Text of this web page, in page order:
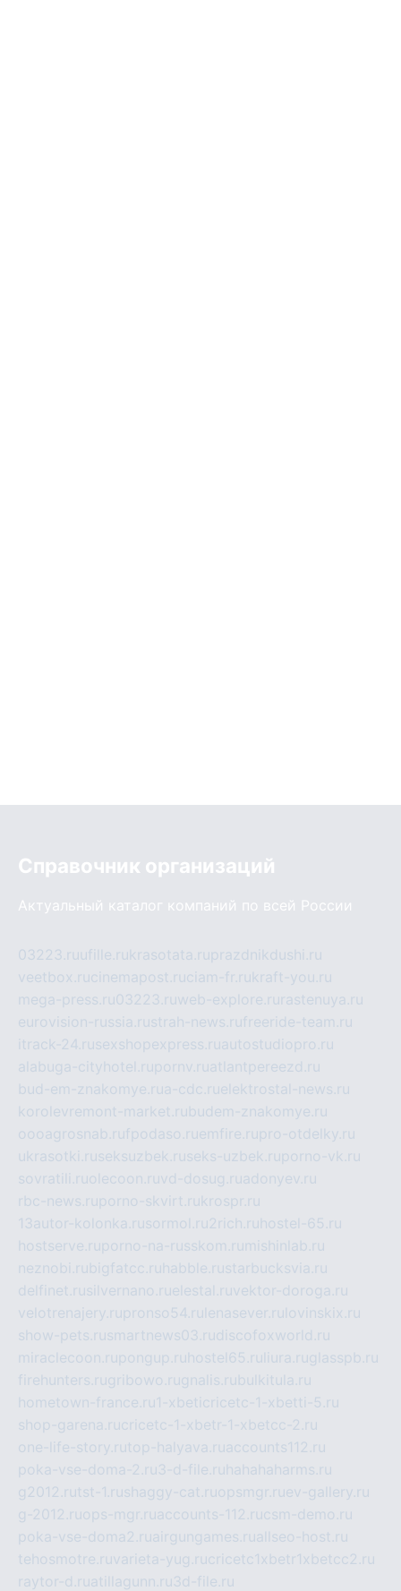
Справочник организаций
Актуальный каталог компаний по всей России
03223.ruufille.rukrasotata.ruprazdnikdushi.ru
veetbox.rucinemapost.ruciam-fr.rukraft-you.ru
mega-press.ru03223.ruweb-explore.ru rastenuya.ru
eurovision-russia.rustrah-news.rufreeride-team.ru
itrack-24.rusexshopexpress.ruautostudiopro.ru
alabuga-cityhotel.rupornv.ruatlantpereezd.ru
bud-em-znakomye.rua-cdc.ruelektrostal-news.ru
korolevremont-market.rubudem-znakomye.ru
oooagrosnab.rufpodaso.ruemfire.rupro-otdelky.ru
ukrasotki.ruseksuzbek.ruseks-uzbek.ruporno-vk.ru
sovratili.ruolecoon.ruvd-dosug.ruadonyev.ru
rbc-news.ruporno-skvirt.rukrospr.ru
13autor-kolonka.rusormol.ru2rich.ru hostel-65.ru
hostserve.ruporno-na-russkom.ru mishinlab.ru
neznobi.rubigfatcc.ru habble.rustarbucksvia.ru
delfinet.rusilvernano.ruelestal.ruvektor-doroga.ru
velotrenajery.rupronso54.ru lenasever.ru lovinskix.ru
show-pets.rusmartnews03.rudiscofoxworld.ru
miraclecoon.rupongup.ru hostel65.ru liura.ruglasspb.ru
firehunters.rugribowo.rugnalis.rubulkitula.ru
hometown-france.ru1-xbeticricetc-1-xbetti-5.ru
shop-garena.rucricetc-1-xbetr-1-xbetcc-2.ru
one-life-story.rutop-halyava.ruaccounts112.ru
poka-vse-doma-2.ru3-d-file.ru hahahaharms.ru
g2012.rutst-1.rushaggy-cat.ruopsmgr.ruev-gallery.ru
g-2012.ruops-mgr.ruaccounts-112.rucsm-demo.ru
poka-vse-doma2.ruairgungames.ruallseo-host.ru
tehosmotre.ruvarieta-yug.rucricetc1xbetr1xbetcc2.ru
raytor-d.ruatillagunn.ru3d-file.ru